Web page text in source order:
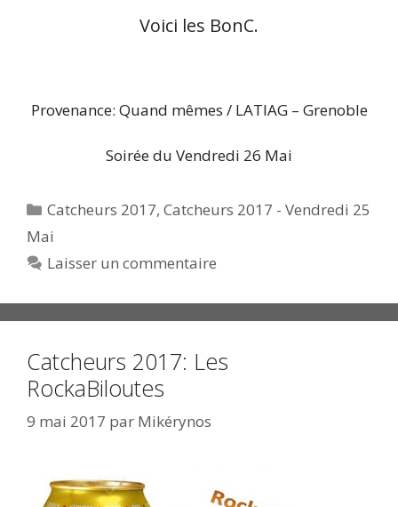
Voici les BonC.
Provenance: Quand mêmes / LATIAG – Grenoble
Soirée du Vendredi 26 Mai
Catégories
Catcheurs 2017,Catcheurs 2017 - Vendredi 25
Mai
Laisser un commentaire
Catcheurs 2017: Les
RockaBiloutes
9 mai 2017 par Mikérynos